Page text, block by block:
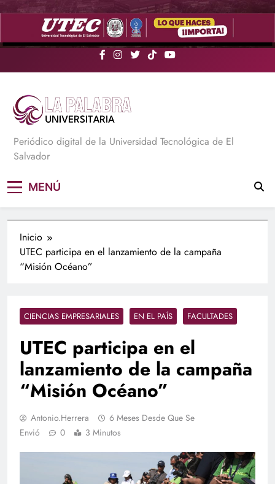
Saltar
La Palabra Universitaria
Periódico digital de la Universidad Tecnológica de El
Salvador
MENÚ
Inicio
UTEC participa en el lanzamiento de la campaña
“Misión Océano”
CIENCIAS EMPRESARIALES EN EL PAÍS FACULTADES
UTEC participa en el
lanzamiento de la campaña
“Misión Océano”
Antonio.herrera
6 Meses Desde Que Se
Envió
0 3 Minutos